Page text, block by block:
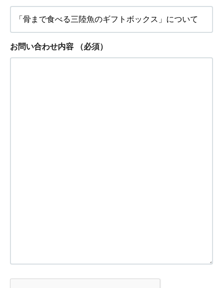
お問い合わせ内容 （必須）